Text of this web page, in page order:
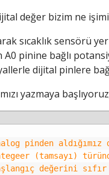
değer bizim ne
sıcaklık sensörü
A0 pinine bağlı
dijital pinlere
yazmaya
pinden
(tamsayı)
değerini